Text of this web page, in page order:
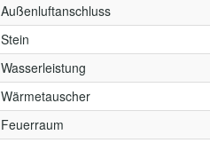
Außenluftanschluss
Stein
Wasserleistung
Wärmetauscher
Feuerraum